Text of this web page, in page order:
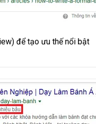
để tạo ưu thế nổi bật